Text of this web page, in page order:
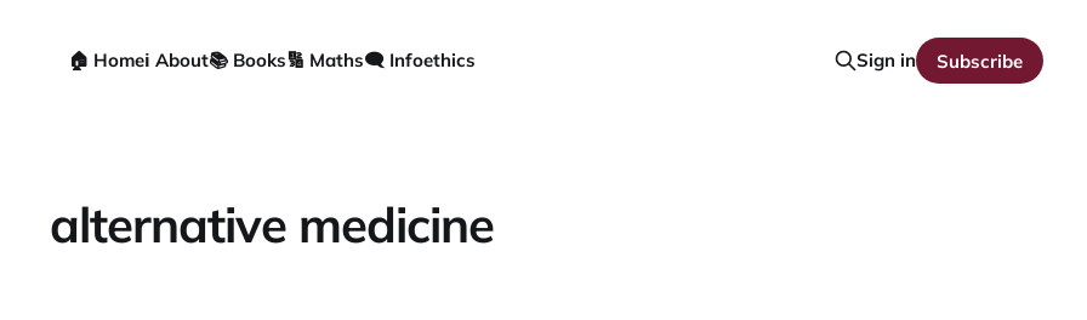
🏠 Homeℹ️ About📚 Books🔢 Maths🗨️ Infoethics Sign in Subscribe
alternative medicine